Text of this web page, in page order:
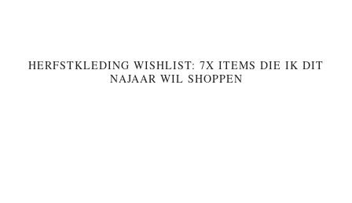
HERFSTKLEDING WISHLIST: 7X ITEMS DIE IK DIT
NAJAAR WIL SHOPPEN